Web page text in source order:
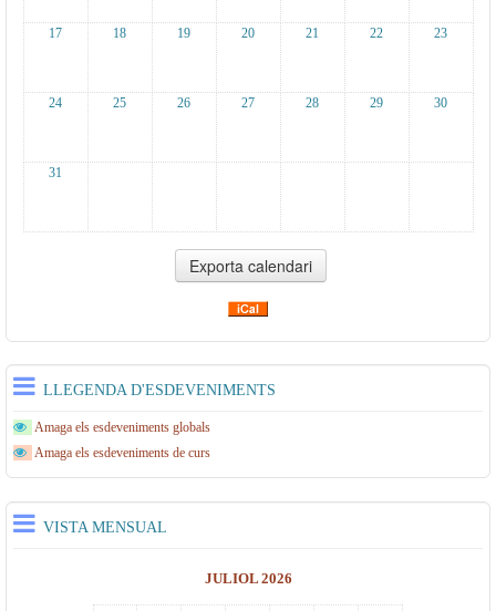
17 18 19 20 21 22 23
24 25 26 27 28 29 30
31
LLEGENDA D'ESDEVENIMENTS
Amaga els esdeveniments globals
Amaga els esdeveniments de curs
VISTA MENSUAL
JULIOL 2026